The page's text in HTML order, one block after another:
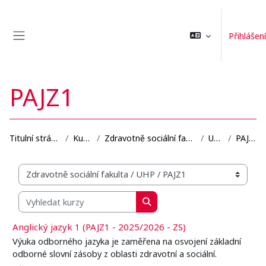
Přihlášení
PAJZ1
Titulní stránka Kurzy Zdravotně sociální fakulta UHP PAJZ1
Organizační struktura kurzů
Vyhledat kurzy
Vyhledat kurzy
Anglický jazyk 1 (PAJZ1 - 2025/2026 - ZS)
Výuka odborného jazyka je zaměřena na osvojení základní
odborné slovní zásoby z oblasti zdravotní a sociální.